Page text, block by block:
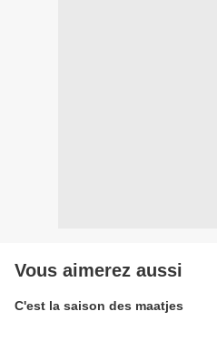
Vous aimerez aussi
C'est la saison des maatjes